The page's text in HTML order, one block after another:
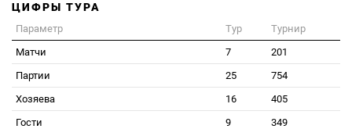
ЦИФРЫ ТУРА
Параметр Тур
Турнир
Матчи
7
201
Партии
25
754
Хозяева
16
405
Гости
9
349